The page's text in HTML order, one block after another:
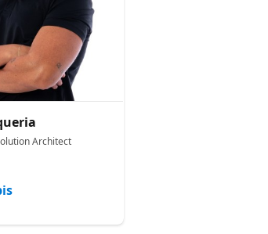
Architect